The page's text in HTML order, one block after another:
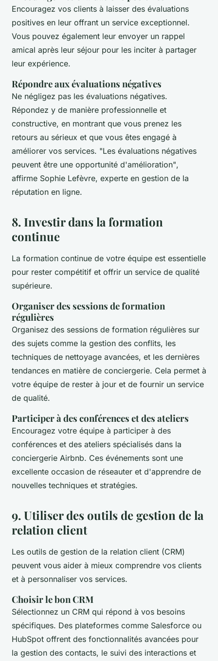
Encouragez vos clients à laisser des évaluations
positives en leur offrant un service exceptionnel.
Vous pouvez également leur envoyer un rappel
amical après leur séjour pour les inciter à partager
leur expérience.
Répondre aux évaluations négatives
Ne négligez pas les évaluations négatives.
Répondez y de manière professionnelle et
constructive, en montrant que vous prenez les
retours au sérieux et que vous êtes engagé à
améliorer vos services. "Les évaluations négatives
peuvent être une opportunité d'amélioration",
affirme Sophie Lefèvre, experte en gestion de la
réputation en ligne.
8. Investir dans la formation
continue
La formation continue de votre équipe est essentielle
pour rester compétitif et offrir un service de qualité
supérieure.
Organiser des sessions de formation
régulières
Organisez des sessions de formation régulières sur
des sujets comme la gestion des conflits, les
techniques de nettoyage avancées, et les dernières
tendances en matière de conciergerie. Cela permet à
votre équipe de rester à jour et de fournir un service
de qualité.
Participer à des conférences et des ateliers
Encouragez votre équipe à participer à des
conférences et des ateliers spécialisés dans la
conciergerie Airbnb. Ces événements sont une
excellente occasion de réseauter et d'apprendre de
nouvelles techniques et stratégies.
9. Utiliser des outils de gestion de la
relation client
Les outils de gestion de la relation client (CRM)
peuvent vous aider à mieux comprendre vos clients
et à personnaliser vos services.
Choisir le bon CRM
Sélectionnez un CRM qui répond à vos besoins
spécifiques. Des plateformes comme Salesforce ou
HubSpot offrent des fonctionnalités avancées pour
la gestion des contacts, le suivi des interactions et